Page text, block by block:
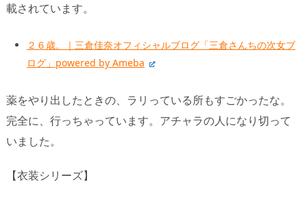
載されています。
２６歳。｜三倉佳奈オフィシャルブログ「三倉さんちの次女ブ
ログ」powered by Ameba
薬をやり出したときの、ラリっている所もすごかったな。
完全に、行っちゃっています。アチャラの人になり切って
いました。
【衣装シリーズ】